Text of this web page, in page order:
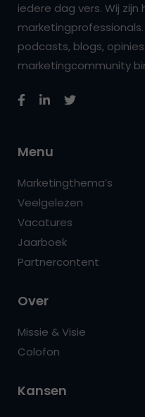
iedere dag vers. Wij
podcasts, blogs,
marketingcommunity
Menu
Marketingthema’s
Veelgelezen
Vacatures
Jaarboek
Partnercontent
Over
Missie & Visie
Colofon
Kansen